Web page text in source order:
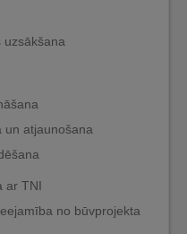
uzsākšana
un atjaunošana
ar TNI
no būvprojekta